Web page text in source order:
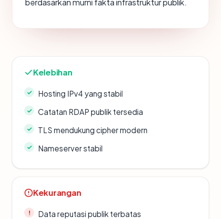
berdasarkan murni fakta infrastruktur publik.
Kelebihan
Hosting IPv4 yang stabil
Catatan RDAP publik tersedia
TLS mendukung cipher modern
Nameserver stabil
Kekurangan
Data reputasi publik terbatas